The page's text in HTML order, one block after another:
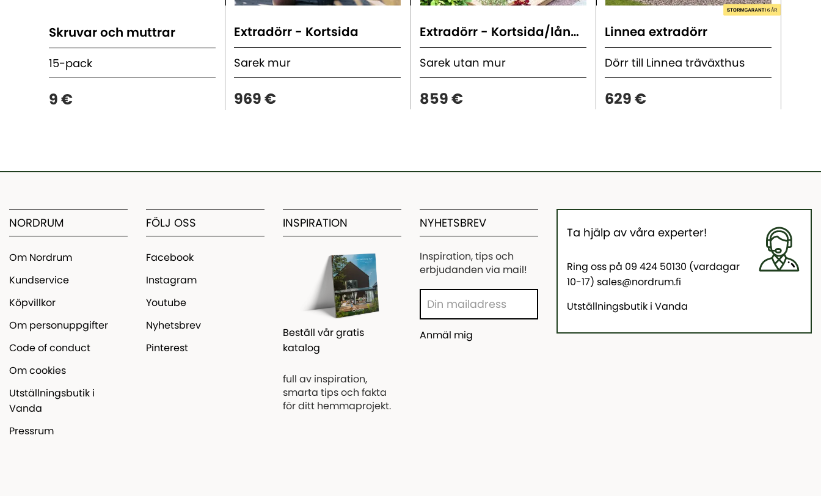
Skruvar och muttrar
15-pack
9 €
Extradörr - Kortsida
Sarek mur
969 €
Extradörr - Kortsida/långsida
Sarek utan mur
859 €
Linnea extradörr
Dörr till Linnea träväxthus
629 €
NORDRUM
Om Nordrum
Kundservice
Köpvillkor
Om personuppgifter
Code of conduct
Om cookies
Utställningsbutik i
Vanda
Pressrum
FÖLJ OSS
Facebook
Instagram
Youtube
Nyhetsbrev
Pinterest
INSPIRATION
Beställ vår gratis
katalog
full av inspiration,
smarta tips och fakta
för ditt hemmaprojekt.
NYHETSBREV
Inspiration, tips och
erbjudanden via mail!
Anmäl mig
Ta hjälp av våra experter!
Ring oss på 09 424 50130 (vardagar
10-17) sales@nordrum.fi
Utställningsbutik i Vanda